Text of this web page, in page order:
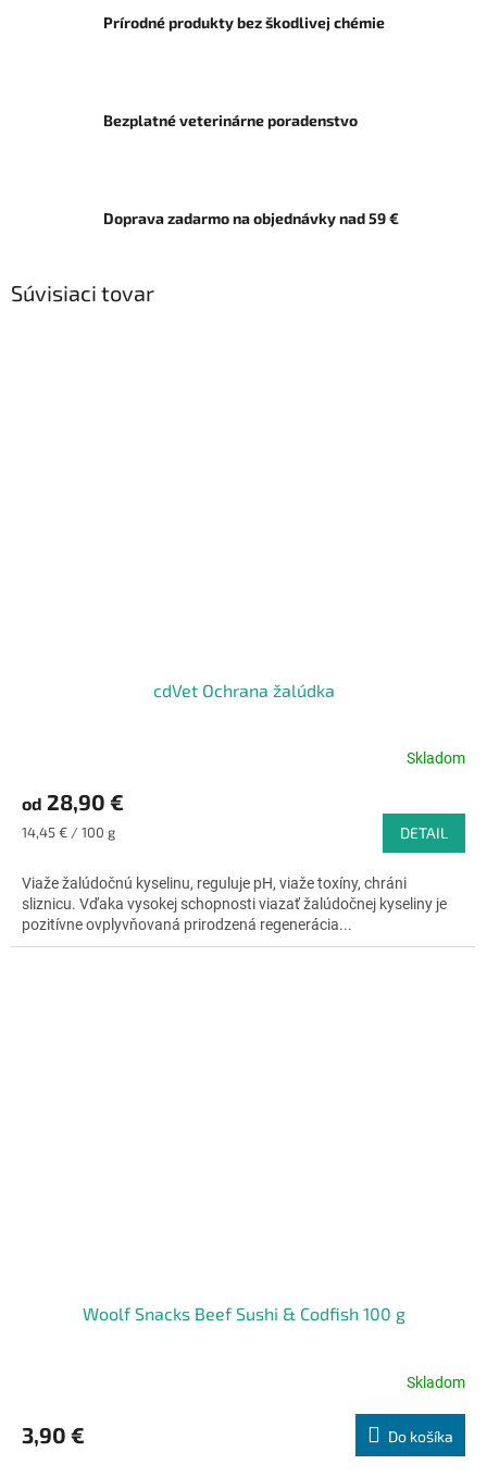
Prírodné produkty bez škodlivej chémie
Bezplatné veterinárne poradenstvo
Doprava zadarmo na objednávky nad 59 €
Súvisiaci tovar
cdVet Ochrana žalúdka
produktu
4,6
5
hviezdičiek.
Skladom
od 28,90 €
Jednotková
14,45 € / 100 g DETAIL
Viaže žalúdočnú kyselinu, reguluje pH, viaže toxíny, chráni
sliznicu. Vďaka vysokej schopnosti viazať žalúdočnej kyseliny je
pozitívne ovplyvňovaná prirodzená regenerácia...
Woolf Snacks Beef Sushi & Codfish 100 g
produktu
je
Skladom
3,90 € Do košíka